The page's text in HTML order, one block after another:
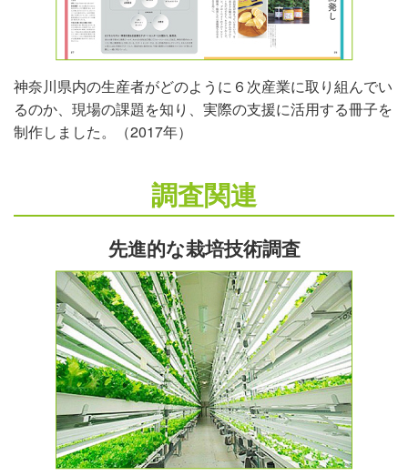
神奈川県内の生産者がどのように６次産業に取り組んでい
るのか、現場の課題を知り、実際の支援に活用する冊子を
制作しました。（2017年）
調査関連
先進的な栽培技術調査